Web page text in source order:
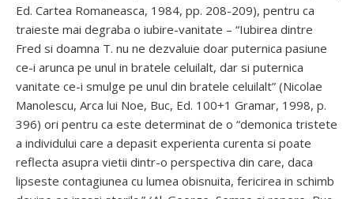
Ed. Cartea Romaneasca, 1984, pp. 208-209), pentru ca
traieste mai degraba o iubire-vanitate – “Iubirea dintre
Fred si doamna T. nu ne dezvaluie doar puternica pasiune
ce-i arunca pe unul in bratele celuilalt, dar si puternica
vanitate ce-i smulge pe unul din bratele celuilalt” (Nicolae
Manolescu, Arca lui Noe, Buc, Ed. 100+1 Gramar, 1998, p.
396) ori pentru ca este determinat de o “demonica tristete
a individului care a depasit experienta curenta si poate
reflecta asupra vietii dintr-o perspectiva din care, daca
lipseste contagiunea cu lumea obisnuita, fericirea in schimb